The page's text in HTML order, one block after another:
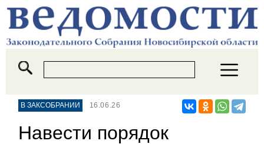
В ЗАКСОБРАНИИ 16.06.26
Навести порядок